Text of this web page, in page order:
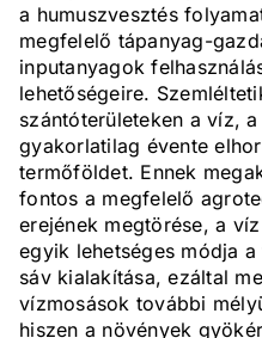
a humuszvesztés
megfelelő tápanyag-
inputanyagok
lehetőségeire.
szántóterületeken a víz,
gyakorlatilag évente
termőföldet. Ennek
fontos a megfelelő
erejének megtörése, a
egyik lehetséges módja
sáv kialakítása, ezáltal
vízmosások további
hiszen a növények